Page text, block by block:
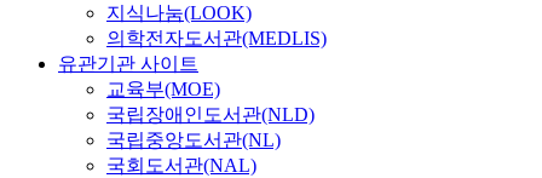
지식나눔(LOOK)
의학전자도서관(MEDLIS)
유관기관 사이트
교육부(MOE)
국립장애인도서관(NLD)
국립중앙도서관(NL)
국회도서관(NAL)